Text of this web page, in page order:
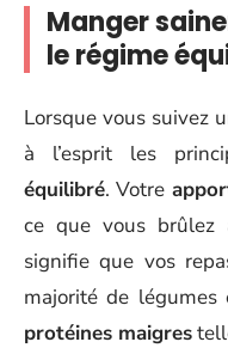
Manger
le régime
Lorsque vous suivez
à l’esprit les
équilibré. Votre
ce que vous brûlez
signifie que vos
majorité de
protéines maigres